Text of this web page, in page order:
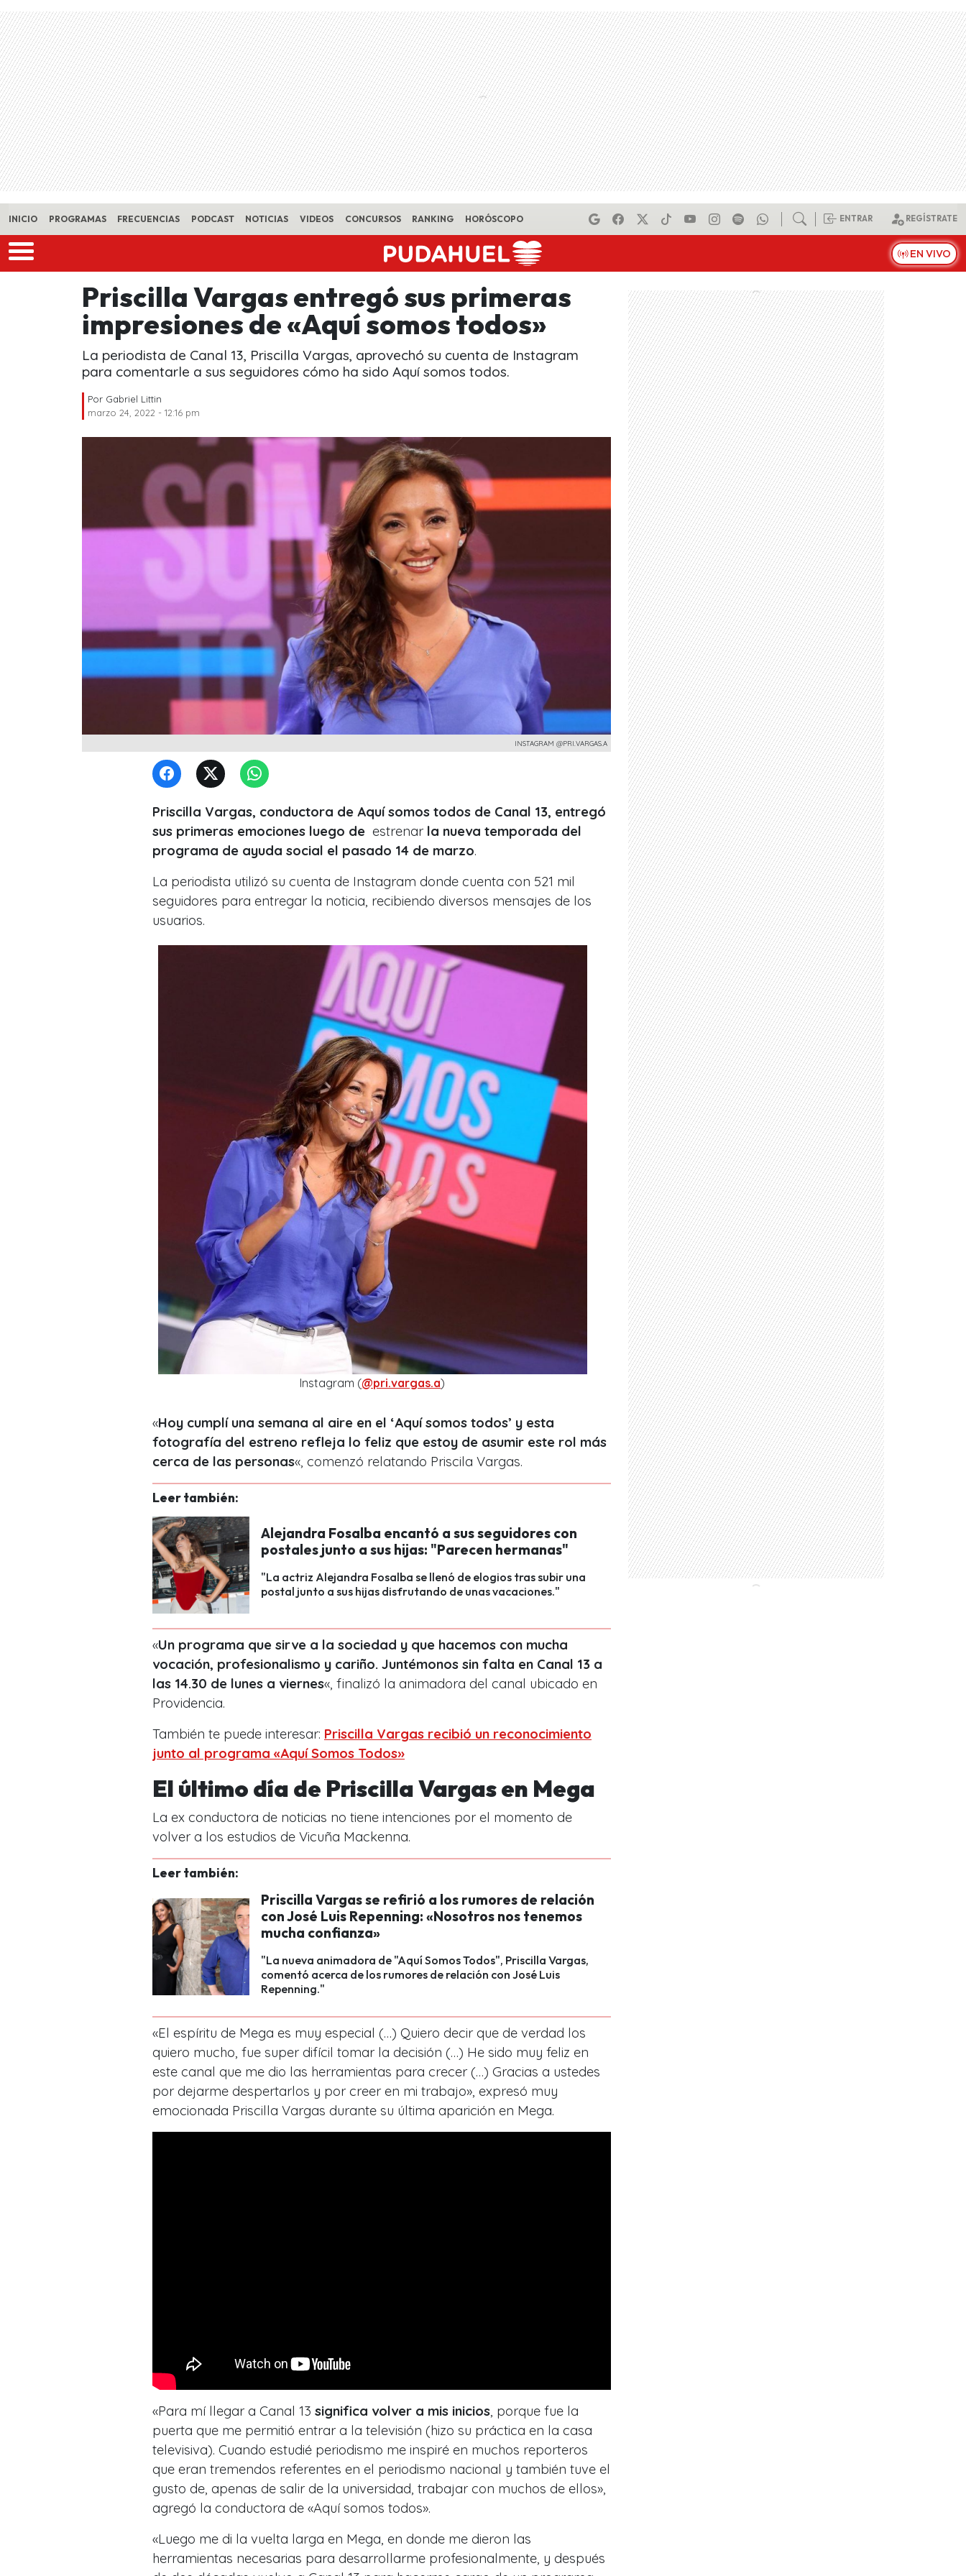
Skip to main content
INICIO PROGRAMAS FRECUENCIAS PODCAST NOTICIAS VIDEOS CONCURSOS RANKING HORÓSCOPO ENTRAR REGÍSTRATE
EN VIVO
Priscilla Vargas entregó sus primeras
impresiones de «Aquí somos todos»
La periodista de Canal 13, Priscilla Vargas, aprovechó su cuenta de Instagram
para comentarle a sus seguidores cómo ha sido Aquí somos todos.
Por Gabriel Littin
marzo 24, 2022 - 12:16 pm
INSTAGRAM @PRI.VARGAS.A
Priscilla Vargas, conductora de Aquí somos todos de Canal 13, entregó
sus primeras emociones luego de estrenar la nueva temporada del
programa de ayuda social el pasado 14 de marzo.
La periodista utilizó su cuenta de Instagram donde cuenta con 521 mil
seguidores para entregar la noticia, recibiendo diversos mensajes de los
usuarios.
Instagram (@pri.vargas.a)
«Hoy cumplí una semana al aire en el ‘Aquí somos todos’ y esta
fotografía del estreno refleja lo feliz que estoy de asumir este rol más
cerca de las personas«, comenzó relatando Priscila Vargas.
Leer también:
Alejandra Fosalba encantó a sus seguidores con
postales junto a sus hijas: "Parecen hermanas"
"La actriz Alejandra Fosalba se llenó de elogios tras subir una
postal junto a sus hijas disfrutando de unas vacaciones."
«Un programa que sirve a la sociedad y que hacemos con mucha
vocación, profesionalismo y cariño. Juntémonos sin falta en Canal 13 a
las 14.30 de lunes a viernes«, finalizó la animadora del canal ubicado en
Providencia.
También te puede interesar: Priscilla Vargas recibió un reconocimiento
junto al programa «Aquí Somos Todos»
El último día de Priscilla Vargas en Mega
La ex conductora de noticias no tiene intenciones por el momento de
volver a los estudios de Vicuña Mackenna.
Leer también:
Priscilla Vargas se refirió a los rumores de relación
con José Luis Repenning: «Nosotros nos tenemos
mucha confianza»
"La nueva animadora de "Aquí Somos Todos", Priscilla Vargas,
comentó acerca de los rumores de relación con José Luis
Repenning."
«El espíritu de Mega es muy especial (…) Quiero decir que de verdad los
quiero mucho, fue super difícil tomar la decisión (…) He sido muy feliz en
este canal que me dio las herramientas para crecer (…) Gracias a ustedes
por dejarme despertarlos y por creer en mi trabajo», expresó muy
emocionada Priscilla Vargas durante su última aparición en Mega.
«Para mí llegar a Canal 13 significa volver a mis inicios, porque fue la
puerta que me permitió entrar a la televisión (hizo su práctica en la casa
televisiva). Cuando estudié periodismo me inspiré en muchos reporteros
que eran tremendos referentes en el periodismo nacional y también tuve el
gusto de, apenas de salir de la universidad, trabajar con muchos de ellos»,
agregó la conductora de «Aquí somos todos».
«Luego me di la vuelta larga en Mega, en donde me dieron las
herramientas necesarias para desarrollarme profesionalmente, y después